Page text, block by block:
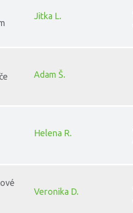
Jitka L.
Adam Š.
Helena R.
Veronika D.